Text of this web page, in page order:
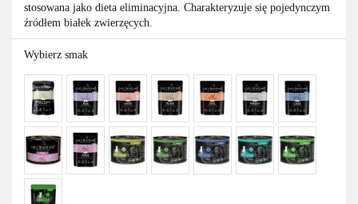
stosowana jako dieta eliminacyjna. Charakteryzuje się pojedynczym
źródłem białek zwierzęcych.
Wybierz smak